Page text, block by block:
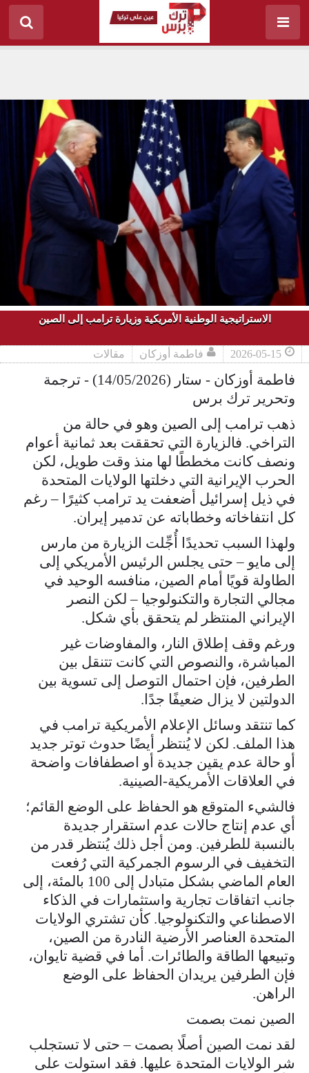
الاستراتيجية الوطنية الأمريكية وزيارة ترامب إلى الصين
2026-05-15 فاطمة أوزكان مقالات
فاطمة أوزكان - ستار (14/05/2026) - ترجمة
وتحرير ترك برس
ذهب ترامب إلى الصين وهو في حالة من
التراخي. فالزيارة التي تحققت بعد ثمانية أعوام
ونصف كانت مخططًا لها منذ وقت طويل، لكن
الحرب الإيرانية التي دخلتها الولايات المتحدة
في ذيل إسرائيل أضعفت يد ترامب كثيرًا – رغم
كل انتفاخاته وخطاباته عن تدمير إيران.
ولهذا السبب تحديدًا أُجِّلت الزيارة من مارس
إلى مايو – حتى يجلس الرئيس الأمريكي إلى
الطاولة قويًا أمام الصين، منافسه الوحيد في
مجالي التجارة والتكنولوجيا – لكن النصر
الإيراني المنتظر لم يتحقق بأي شكل.
ورغم وقف إطلاق النار، والمفاوضات غير
المباشرة، والنصوص التي كانت تتنقل بين
الطرفين، فإن احتمال التوصل إلى تسوية بين
الدولتين لا يزال ضعيفًا جدًا.
كما تنتقد وسائل الإعلام الأمريكية ترامب في
هذا الملف. لكن لا يُنتظر أيضًا حدوث توتر جديد
أو حالة عدم يقين جديدة أو اصطفافات واضحة
في العلاقات الأمريكية-الصينية.
فالشيء المتوقع هو الحفاظ على الوضع القائم؛
أي عدم إنتاج حالات عدم استقرار جديدة
بالنسبة للطرفين. ومن أجل ذلك يُنتظر قدر من
التخفيف في الرسوم الجمركية التي رُفعت
العام الماضي بشكل متبادل إلى 100 بالمئة، إلى
جانب اتفاقات تجارية واستثمارات في الذكاء
الاصطناعي والتكنولوجيا. كأن تشتري الولايات
المتحدة العناصر الأرضية النادرة من الصين،
وتبيعها الطاقة والطائرات. أما في قضية تايوان،
فإن الطرفين يريدان الحفاظ على الوضع
الراهن.
الصين نمت بصمت
لقد نمت الصين أصلًا بصمت – حتى لا تستجلب
شر الولايات المتحدة عليها. فقد استولت على